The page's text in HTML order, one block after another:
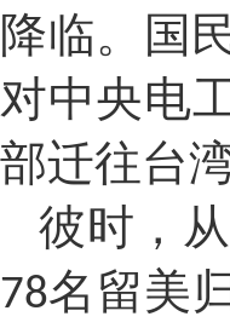
降临。国
对中央电
部迁往台湾
彼时，
78名留美